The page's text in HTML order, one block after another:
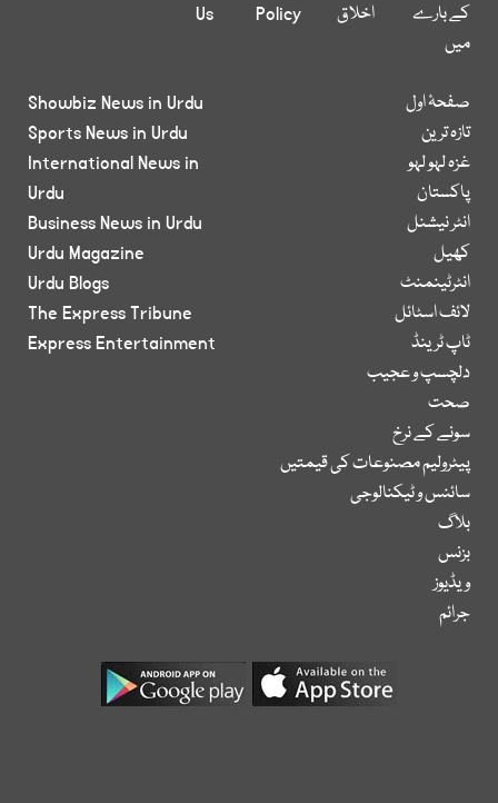
کے بارے
میں
اخلاق
Policy
Us
صفحۂ اول
تازہ ترین
غزہ لہو لہو
پاکستان
انٹر نیشنل
کھیل
انٹرٹینمنٹ
لائف اسٹائل
ٹاپ ٹرینڈ
دلچسپ و عجیب
صحت
سونے کے نرخ
پیٹرولیم مصنوعات کی قیمتیں
سائنس و ٹیکنالوجی
بلاگ
بزنس
ویڈیوز
جرائم
Showbiz News in Urdu
Sports News in Urdu
International News in
Urdu
Business News in Urdu
Urdu Magazine
Urdu Blogs
The Express Tribune
Express Entertainment